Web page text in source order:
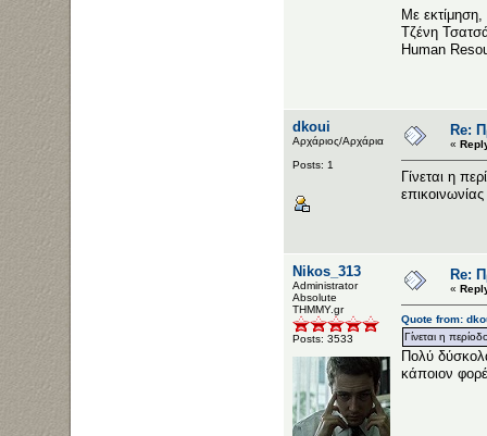
Με εκτίμηση,
Τζένη
Human
dkoui
Αρχάριος/Αρχάρια
Posts: 1
Re:
«
Γίνεται η
Nikos_313
Administrator
Αbsolute
ΤΗΜΜΥ.gr
Posts: 3533
Re:
«
Quote from:
Γίνεται η
Πολύ
κάποιον